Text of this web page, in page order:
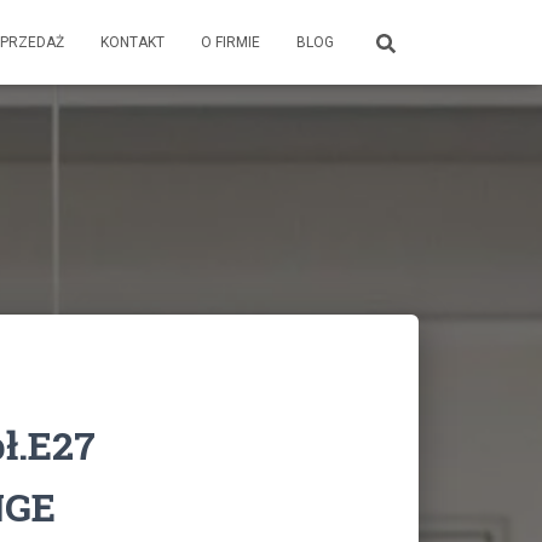
KONTAKT O FIRMIE BLOG